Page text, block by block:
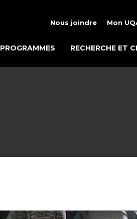
Nous joindre Mon
PROGRAMMES RECHERCHE ET